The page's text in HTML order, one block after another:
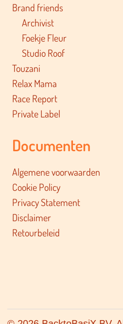
Brand friends
Archivist
Foekje Fleur
Studio Roof
Touzani
Relax Mama
Race Report
Private Label
Documenten
Algemene voorwaarden
Cookie Policy
Privacy Statement
Disclaimer
Retourbeleid